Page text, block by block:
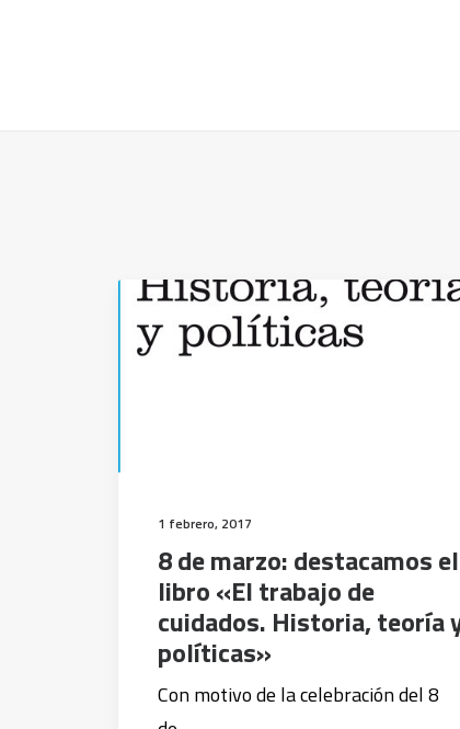
1 febrero, 2017
8 de marzo: destacamos el
libro «El trabajo de
cuidados. Historia, teoría
políticas»
Con motivo de la celebración del 8